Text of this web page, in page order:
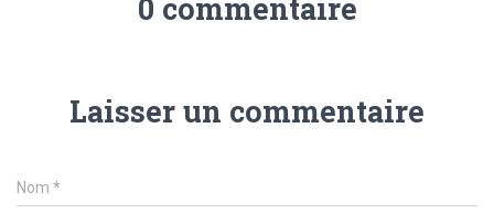
0 commentaire
Laisser un commentaire
Nom *